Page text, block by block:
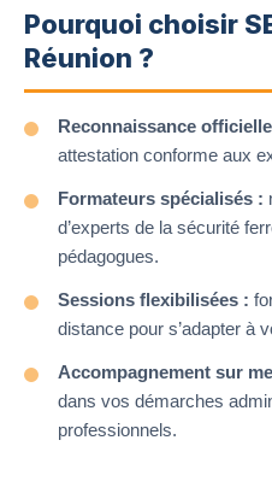
Pourquoi choisir
Réunion ?
Reconnaissance
attestation conforme aux
Formateurs spécialisés :
d’experts de la sécurité
pédagogues.
Sessions flexibilisées :
distance pour s’adapter à
Accompagnement sur
dans vos démarches
professionnels.